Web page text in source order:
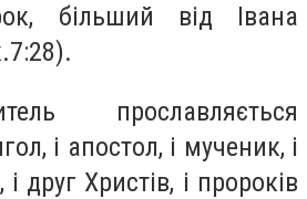
більший від Івана
прославляється
і апостол, і мученик, і
і друг Христів, і пророків